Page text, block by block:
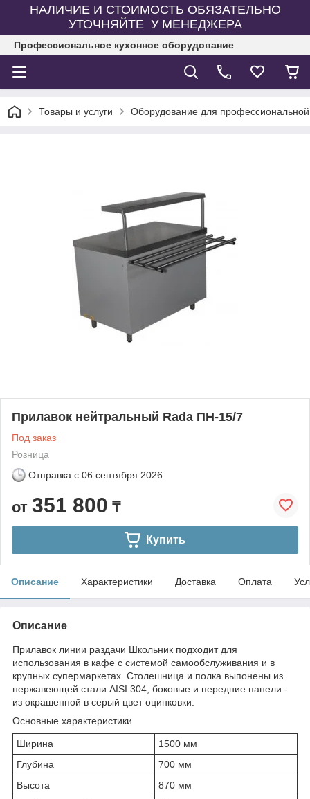
НАЛИЧИЕ И СТОИМОСТЬ ОБЯЗАТЕЛЬНО
УТОЧНЯЙТЕ У МЕНЕДЖЕРА
Профессиональное кухонное оборудование
Товары и услуги Оборудование для профессиональной
Прилавок нейтральный Rada ПН-15/7
Под заказ
Розница
Отправка с 06 сентября 2026
от 351 800 ₸
Купить
Описание Характеристики Доставка Оплата
Описание
Прилавок линии раздачи Школьник подходит для
использования в кафе с системой самообслуживания и в
крупных супермаркетах. Столешница и полка выпонены из
нержавеющей стали AISI 304, боковые и передние панели -
из окрашенной в серый цвет оцинковки.
Основные характеристики
Ширина
1500 мм
Глубина
700 мм
Высота
870 мм